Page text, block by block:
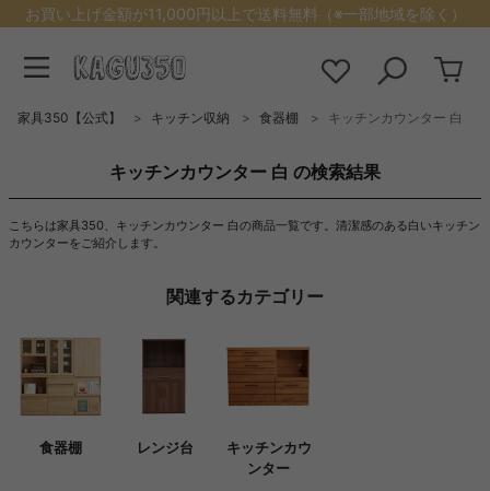
お買い上げ金額が11,000円以上で送料無料（※一部地域を除く）
家具350【公式】 キッチン収納 食器棚 キッチンカウンター 白
キッチンカウンター 白 の検索結果
こちらは家具350、キッチンカウンター 白の商品一覧です。清潔感のある白いキッチン
カウンターをご紹介します。
関連するカテゴリー
食器棚 レンジ台
キッチンカウ
ンター